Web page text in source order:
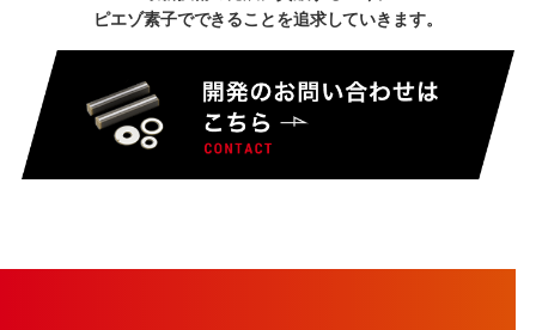
ピエゾ素子でできることを追求していきます。